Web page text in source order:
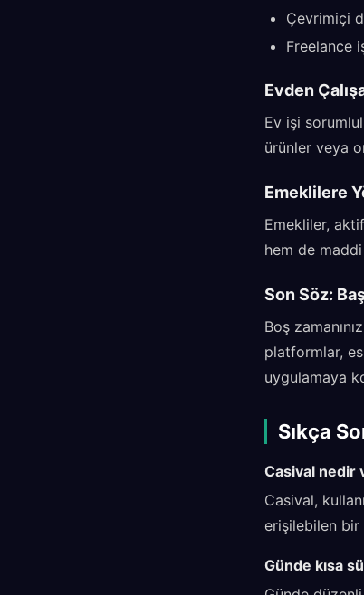
Çevrimiçi
Freelance
Evden
Ev işi
ürünler veya
Emeklilere
Emekliler,
hem de
Son Söz:
Boş
platformlar,
uygulamaya
Sıkça
Casival nedir
Casival,
erişilebilen
Günde kısa